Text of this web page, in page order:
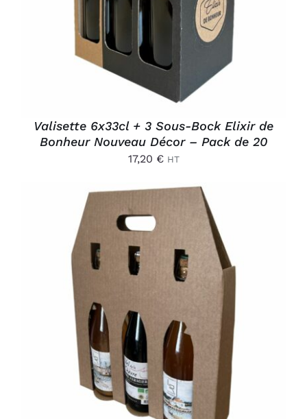
Valisette 6x33cl + 3 Sous-Bock Elixir de
Bonheur Nouveau Décor – Pack de 20
17,20 € HT
AJOUTER AU PANIER
DÉTAILS